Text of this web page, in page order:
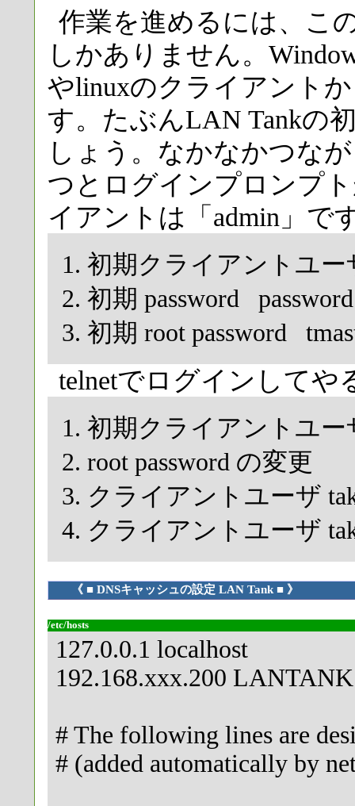
作業を進めるには、こ
しかありません。
やlinuxのクライアント
す。たぶんLAN Tankの
しょう。なかなかつな
つとログインプロンプ
イアントは「admin」で
初期クライアントユ
初期 password password
初期 root password
telnetでログインして
初期クライアントユー
root password の変更
クライアントユーザ
クライアントユーザ
《 ■ DNSキャッシュの設定 LAN Tank ■ 》
/etc/hosts
127.0.0.1 localhost
192.168.xxx.200 LANTANK
# The following lines are
# (added automatically by